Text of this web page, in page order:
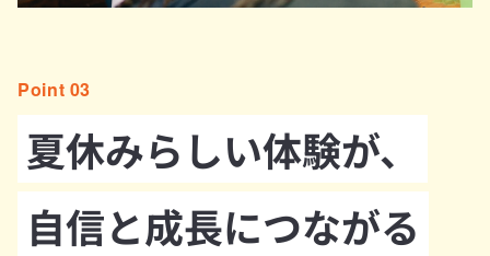
Point 03
夏休みらしい体験が、
自信と成長につながる